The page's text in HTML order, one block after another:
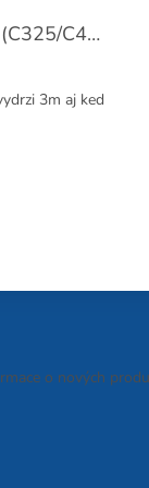
Filtr F9 | Vitovent 300-W (C325/C400) | Přívod
3m aj ked
o nových